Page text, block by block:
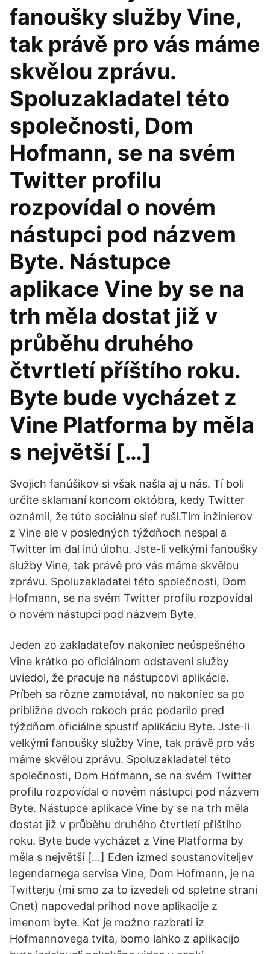
fanoušky služby Vine,
tak právě pro vás máme
skvělou zprávu.
Spoluzakladatel této
společnosti, Dom
Hofmann, se na svém
Twitter profilu
rozpovídal o novém
nástupci pod názvem
Byte. Nástupce
aplikace Vine by se na
trh měla dostat již v
průběhu druhého
čtvrtletí příštího roku.
Byte bude vycházet z
Vine Platforma by měla
s největší […]
Svojich fanúšikov si však našla aj u nás. Tí boli
určite sklamaní koncom októbra, kedy Twitter
oznámil, že túto sociálnu sieť ruší.Tím inžinierov
z Vine ale v posledných týždňoch nespal a
Twitter im dal inú úlohu. Jste-li velkými fanoušky
služby Vine, tak právě pro vás máme skvělou
zprávu. Spoluzakladatel této společnosti, Dom
Hofmann, se na svém Twitter profilu rozpovídal
o novém nástupci pod názvem Byte.
Jeden zo zakladateľov nakoniec neúspešného
Vine krátko po oficiálnom odstavení služby
uviedol, že pracuje na nástupcovi aplikácie.
Príbeh sa rôzne zamotával, no nakoniec sa po
približne dvoch rokoch prác podarilo pred
týždňom oficiálne spustiť aplikáciu Byte. Jste-li
velkými fanoušky služby Vine, tak právě pro vás
máme skvělou zprávu. Spoluzakladatel této
společnosti, Dom Hofmann, se na svém Twitter
profilu rozpovídal o novém nástupci pod názvem
Byte. Nástupce aplikace Vine by se na trh měla
dostat již v průběhu druhého čtvrtletí příštího
roku. Byte bude vycházet z Vine Platforma by
měla s největší […] Eden izmed soustanoviteljev
legendarnega servisa Vine, Dom Hofmann, je na
Twitterju (mi smo za to izvedeli od spletne strani
Cnet) napovedal prihod nove aplikacije z
imenom byte. Kot je možno razbrati iz
Hofmannovega tvita, bomo lahko z aplikacijo